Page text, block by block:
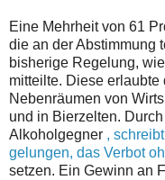
Eine Mehrheit von 61
die an der Abstimmung
bisherige Regelung,
mitteilte. Diese
Nebenräumen von
und in Bierzelten.
Alkoholgegner ,
gelungen, das Verbot
setzen. Ein Gewinn an